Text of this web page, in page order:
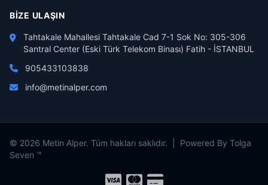
BIZE ULAŞIN
Tahtakale Mahallesi Tahtakale Cad 7-1 Sok No: 305-306
Santral Center (Eski Türk Telekom Binası) Fatih - İSTANBUL
905433103838
info@metinalper.com
© 2026 Metin Alper. Tüm hakları saklıdır. | Powered By Tolga
Seven ™